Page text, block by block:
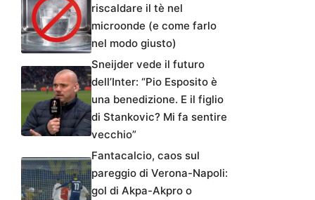
riscaldare il tè nel
microonde (e come farlo
nel modo giusto)
Sneijder vede il futuro
dell’Inter: “Pio Esposito è
una benedizione. E il figlio
di Stankovic? Mi fa sentire
vecchio”
Fantacalcio, caos sul
pareggio di Verona-Napoli:
gol di Akpa-Akpro o